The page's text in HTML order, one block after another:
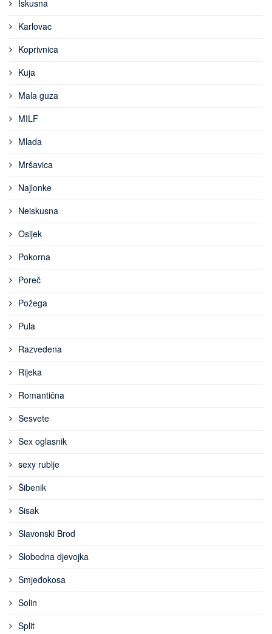
Iskusna
Karlovac
Koprivnica
Kuja
Mala guza
MILF
Mlada
Mršavica
Najlonke
Neiskusna
Osijek
Pokorna
Poreč
Požega
Pula
Razvedena
Rijeka
Romantična
Sesvete
Sex oglasnik
sexy rublje
Šibenik
Sisak
Slavonski Brod
Slobodna djevojka
Smjeđokosa
Solin
Split